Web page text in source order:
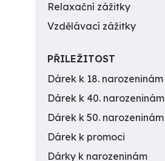
Relaxační zážitky
Vzdělávací zážitky
PŘILEŽITOST
Dárek k 18. narozeninám
Dárek k 40. narozeninám
Dárek k 50. narozeninám
Dárek k promoci
Dárky k narozeninám